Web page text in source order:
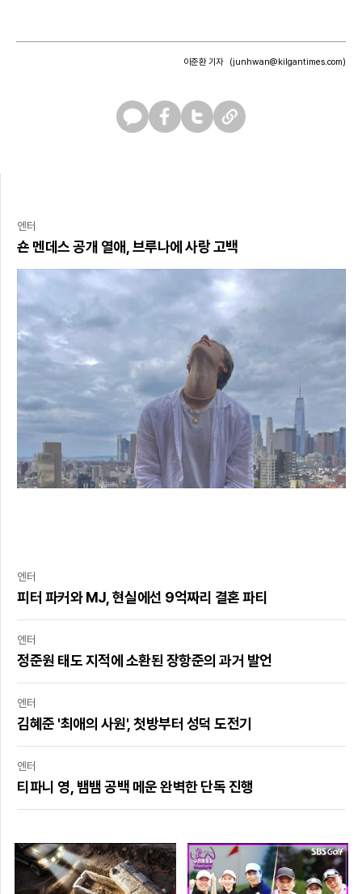
이준환 기자 (junhwan@kilgantimes.com)
엔터
숀 멘데스 공개 열애, 브루나에 사랑 고백
엔터
피터 파커와 MJ, 현실에선 9억짜리 결혼 파티
엔터
정준원 태도 지적에 소환된 장항준의 과거 발언
엔터
김혜준 '최애의 사원', 첫방부터 성덕 도전기
엔터
티파니 영, 뱀뱀 공백 메운 완벽한 단독 진행